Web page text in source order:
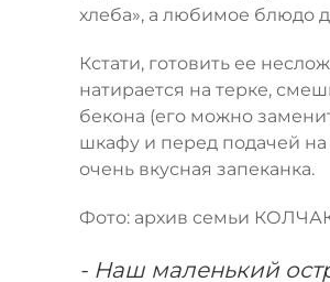
хлеба», а любимое блюдо
Кстати, готовить ее
натирается на терке,
бекона (его можно
шкафу и перед подачей
очень вкусная запеканка.
Фото: архив семьи
- Наш маленький